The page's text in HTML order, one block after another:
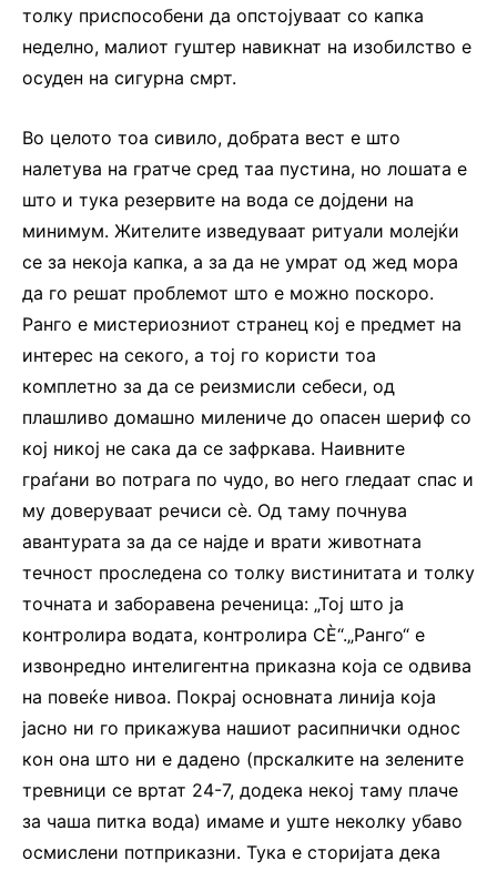
толку приспособени да опстојуваат со капка
неделно, малиот гуштер навикнат на изобилство е
осуден на сигурна смрт.
Во целото тоа сивило, добрата вест е што
налетува на гратче сред таа пустина, но лошата е
што и тука резервите на вода се дојдени на
минимум. Жителите изведуваат ритуали молејќи
се за некоја капка, а за да не умрат од жед мора
да го решат проблемот што е можно поскоро.
Ранго е мистериозниот странец кој е предмет на
интерес на секого, а тој го користи тоа
комплетно за да се реизмисли себеси, од
плашливо домашно милениче до опасен шериф со
кој никој не сака да се зафркава. Наивните
граѓани во потрага по чудо, во него гледаат спас и
му доверуваат речиси сè. Од таму почнува
авантурата за да се најде и врати животната
течност проследена со толку вистинитата и толку
точната и заборавена реченица: „Тој што ја
контролира водата, контролира СÈ“.„Ранго“ е
извонредно интелигентна приказна која се одвива
на повеќе нивоа. Покрај основната линија која
јасно ни го прикажува нашиот расипнички однос
кон она што ни е дадено (прскалките на зелените
тревници се вртат 24-7, додека некој таму плаче
за чаша питка вода) имаме и уште неколку убаво
осмислени потприказни. Тука е сторијата дека